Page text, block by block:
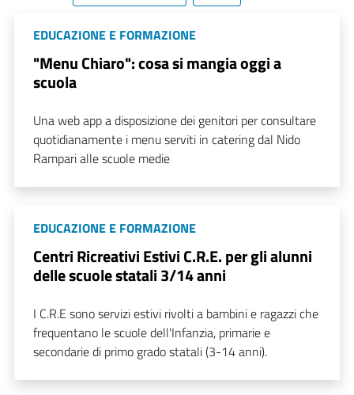
EDUCAZIONE E FORMAZIONE
"Menu Chiaro": cosa si mangia oggi a
scuola
Una web app a disposizione dei genitori per consultare
quotidianamente i menu serviti in catering dal Nido
Rampari alle scuole medie
EDUCAZIONE E FORMAZIONE
Centri Ricreativi Estivi C.R.E. per gli alunni
delle scuole statali 3/14 anni
I C.R.E sono servizi estivi rivolti a bambini e ragazzi che
frequentano le scuole dell'Infanzia, primarie e
secondarie di primo grado statali (3-14 anni).